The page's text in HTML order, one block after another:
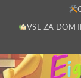
VSE ZA DOM